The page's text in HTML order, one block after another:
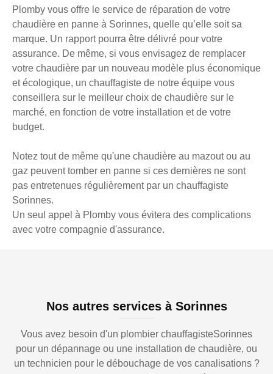
Plomby vous offre le service de réparation de votre
chaudière en panne à Sorinnes, quelle qu’elle soit sa
marque. Un rapport pourra être délivré pour votre
assurance. De même, si vous envisagez de remplacer
votre chaudière par un nouveau modèle plus économique
et écologique, un chauffagiste de notre équipe vous
conseillera sur le meilleur choix de chaudière sur le
marché, en fonction de votre installation et de votre
budget.
Notez tout de même qu'une chaudière au mazout ou au
gaz peuvent tomber en panne si ces dernières ne sont
pas entretenues régulièrement par un chauffagiste
Sorinnes.
Un seul appel à Plomby vous évitera des complications
avec votre compagnie d'assurance.
Nos autres services à Sorinnes
Vous avez besoin d'un plombier chauffagisteSorinnes
pour un dépannage ou une installation de chaudière, ou
un technicien pour le débouchage de vos canalisations ?